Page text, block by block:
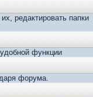
редактировать папки
функции
форума.